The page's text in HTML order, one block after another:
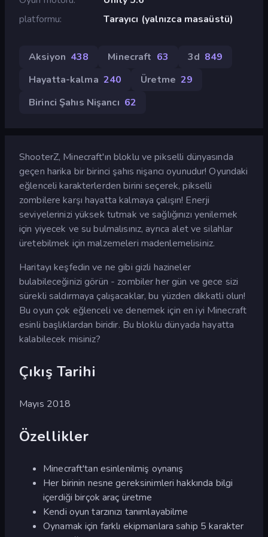
platformu
Tarayıcı (yalnızca masaüstü)
Aksiyon 438 Minecraft 63 3d 849
Hayatta-kalma 240 Üretme 29
Birinci Şahıs Nişancı 62
ShooterZ, Minecraft'ın bloklu ve pikselli dünyasında
geçen harika bir birinci şahıs nişancı oyunudur! Oyundaki
eğlenceli karakterlerden birini seçerek, pikselli
zombilere karşı hayatta kalmaya çalışın! Enerji
seviyelerinizi yüksek tutmak ve sağlığınızı yenilemek
için yiyecek ve su bulmalısınız, ayrıca alet ve silahlar
üretebilmek için malzemeleri madenlemelisiniz.
Haritayı keşfedin ve ne gibi gizli hazineler
bulabileceğinizi görün - zombiler her gün ve gece sizi
sürekli saldırmaya çalışacaklar, bu yüzden dikkatli olun!
Bu oyun çok eğlenceli ve denemek için en iyi Minecraft
esinli başlıklardan biridir. Bu bloklu dünyada hayatta
kalabilecek misiniz?
Çıkış Tarihi
Mayıs 2018
Özellikler
Minecraft'tan esinlenilmiş oynanış
Her birinin nesne gereksinimleri hakkında bilgi
içerdiği birçok araç üretme
Kendi oyun tarzınızı tanımlayabilme
Oynamak için farklı ekipmanlara sahip 5 karakter